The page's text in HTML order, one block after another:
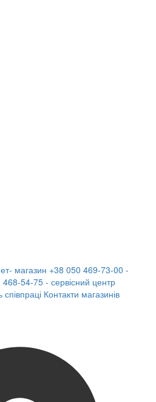
магазин +38 050 469-73-00 -
54-75 - сервісний центр
Контакти магазинів